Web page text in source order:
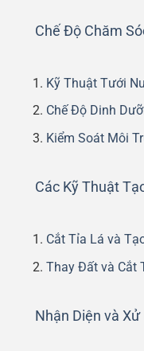
Chế Độ Chăm
Kỹ Thuật Tưới
Chế Độ Dinh
Kiểm Soát Môi
Các Kỹ Thuật
Cắt Tỉa Lá và
Thay Đất và Cắt
Nhận Diện và